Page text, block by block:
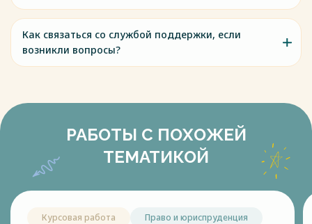
Как связаться со службой поддержки, если
возникли вопросы?
РАБОТЫ С ПОХОЖЕЙ
ТЕМАТИКОЙ
Курсовая работа Право и юриспруденция